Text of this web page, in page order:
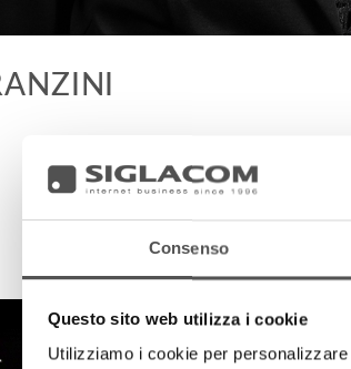
Consenso
Questo sito web utilizza i cookie
Utilizziamo i cookie per